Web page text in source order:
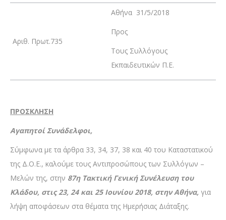
Αριθ. Πρωτ.735
Αθήνα 31/5/2018
Προς
Τους Συλλόγους
Εκπαιδευτικών Π.Ε.
ΠΡΟΣΚΛΗΣΗ
Αγαπητοί Συνάδελφοι,
Σύμφωνα με τα άρθρα 33, 34, 37, 38 και 40 του Καταστατικού
της Δ.Ο.Ε., καλούμε τους Αντιπροσώπους των Συλλόγων –
Μελών της, στην 87η Τακτική Γενική Συνέλευση του
Κλάδου, στις 23, 24 και 25 Ιουνίου 2018, στην Αθήνα, για
λήψη αποφάσεων στα θέματα της Ημερήσιας Διάταξης.